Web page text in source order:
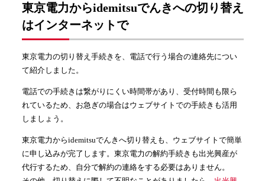
東京電力からidemitsuでんきへの切り替え
はインターネットで
東京電力の切り替え手続きを、電話で行う場合の連絡先につい
て紹介しました。
電話での手続きは繋がりにくい時間帯があり、受付時間も限ら
れているため、お急ぎの場合はウェブサイトでの手続きも活用
しましょう。
東京電力からidemitsuでんきへ切り替えも、ウェブサイトで簡単
に申し込みが完了します。東京電力の解約手続きも出光興産が
代行するため、自分で解約の連絡をする必要はありません。